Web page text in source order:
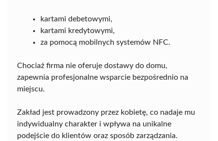
kartami debetowymi,
kartami kredytowymi,
za pomocą mobilnych systemów NFC.
Chociaż firma nie oferuje dostawy do domu,
zapewnia profesjonalne wsparcie bezpośrednio na
miejscu.
Zakład jest prowadzony przez kobietę, co nadaje mu
indywidualny charakter i wpływa na unikalne
podejście do klientów oraz sposób zarządzania.